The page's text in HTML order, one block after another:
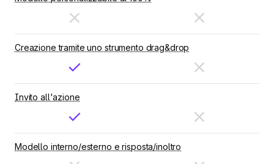
Creazione tramite uno strumento drag&drop
Invito all'azione
Modello interno/esterno e risposta/inoltro